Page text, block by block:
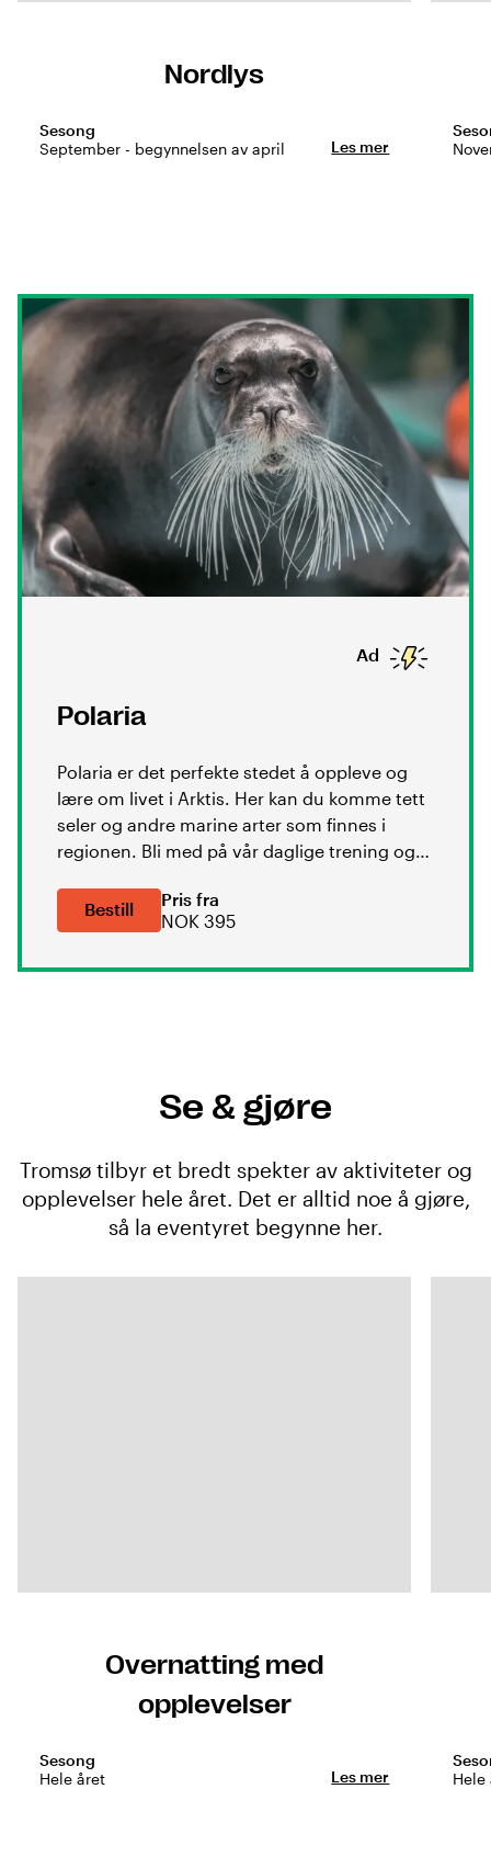
Nordlys
Sesong
September - begynnelsen av april
Les mer
Ad
Polaria
Polaria er det perfekte stedet å oppleve og
lære om livet i Arktis. Her kan du komme tett
seler og andre marine arter som finnes i
regionen. Bli med på vår daglige trening og
og lær mer om klimaendringer i våre
utstillinger.
Bestill
Pris fra
NOK 395
Se & gjøre
Tromsø tilbyr et bredt spekter av aktiviteter og
opplevelser hele året. Det er alltid noe å gjøre,
så la eventyret begynne her.
Overnatting med
opplevelser
Sesong
Hele året
Les mer
Hele